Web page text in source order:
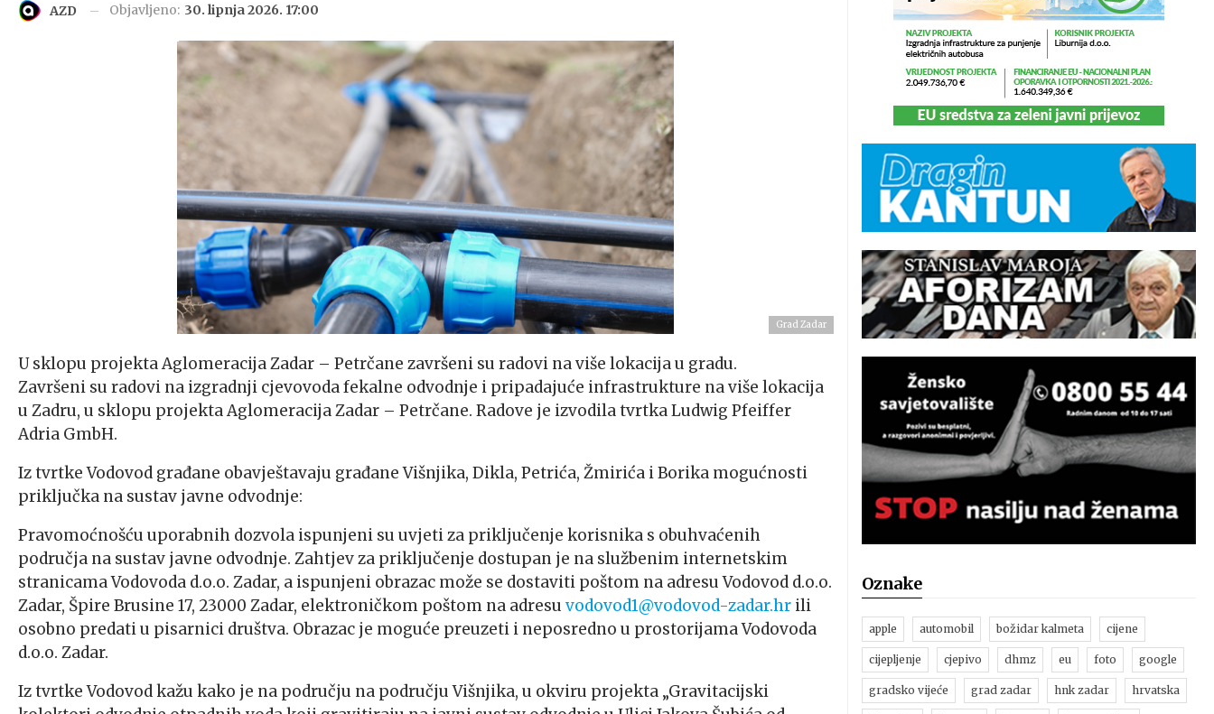
AZD Objavljeno: 30. lipnja 2026. 17:00
Grad Zadar
U sklopu projekta Aglomeracija Zadar – Petrčane završeni su radovi na više lokacija u gradu.
Završeni su radovi na izgradnji cjevovoda fekalne odvodnje i pripadajuće infrastrukture na više lokacija
u Zadru, u sklopu projekta Aglomeracija Zadar – Petrčane. Radove je izvodila tvrtka Ludwig Pfeiffer
Adria GmbH.
Iz tvrtke Vodovod građane obavještavaju građane Višnjika, Dikla, Petrića, Žmirića i Borika mogućnosti
priključka na sustav javne odvodnje:
Pravomoćnošću uporabnih dozvola ispunjeni su uvjeti za priključenje korisnika s obuhvaćenih
područja na sustav javne odvodnje. Zahtjev za priključenje dostupan je na službenim internetskim
stranicama Vodovoda d.o.o. Zadar, a ispunjeni obrazac može se dostaviti poštom na adresu Vodovod d.o.o.
Zadar, Špire Brusine 17, 23000 Zadar, elektroničkom poštom na adresu vodovod1@vodovod-zadar.hr ili
osobno predati u pisarnici društva. Obrazac je moguće preuzeti i neposredno u prostorijama Vodovoda
d.o.o. Zadar.
Iz tvrtke Vodovod kažu kako je na području na području Višnjika, u okviru projekta „Gravitacijski
Oznake
apple automobil božidar kalmeta cijene
cijepljenje cjepivo dhmz eu foto google
gradsko vijeće grad zadar hnk zadar hrvatska